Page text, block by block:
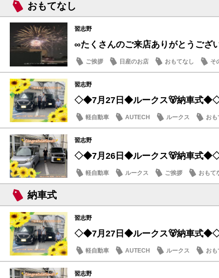
おもてなし
習志野
∞たくさんのご来店ありがとうござ
ご挨拶 日産のお店 おもてなし そ
習志野
◇◆7月27日◆ルークス🐻納車式
軽自動車 AUTECH ルークス おも
習志野
◇◆7月26日◆ルークス🐻納車式
軽自動車 ルークス ご挨拶 おもて
納車式
習志野
◇◆7月27日◆ルークス🐻納車式
軽自動車 AUTECH ルークス おも
習志野